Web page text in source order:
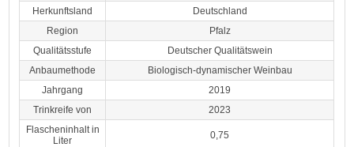
Herkunftsland
Deutschland
Region
Pfalz
Qualitätsstufe
Deutscher Qualitätswein
Anbaumethode
Biologisch-dynamischer Weinbau
Jahrgang
2019
Trinkreife von
2023
Flascheninhalt in
Liter
0,75